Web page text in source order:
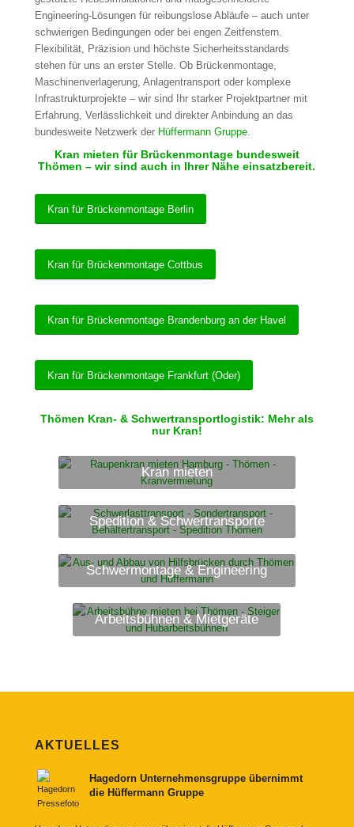
Engineering-Lösungen für reibungslose Abläufe – auch unter
schwierigen Bedingungen oder bei engen Zeitfenstern.
Flexibilität, Präzision und höchste Sicherheitsstandards
stehen für uns an erster Stelle. Ob Brückenmontage,
Maschinenverlagerung, Anlagentransport oder komplexe
Infrastrukturprojekte – wir sind Ihr starker Projektpartner mit
Erfahrung, Verlässlichkeit und direkter Anbindung an das
bundesweite Netzwerk der Hüffermann Gruppe.
Kran mieten für Brückenmontage bundesweit
Thömen – wir sind auch in Ihrer Nähe einsatzbereit.
Kran für Brückenmontage Berlin
Kran für Brückenmontage Cottbus
Kran für Brückenmontage Brandenburg an der Havel
Kran für Brückenmontage Frankfurt (Oder)
Thömen Kran- & Schwertransportlogistik: Mehr als
nur Kran!
Kran mieten
Spedition & Schwertransporte
Schwermontage & Engineering
Arbeitsbühnen & Mietgeräte
AKTUELLES
Hagedorn Unternehmensgruppe übernimmt
die Hüffermann Gruppe